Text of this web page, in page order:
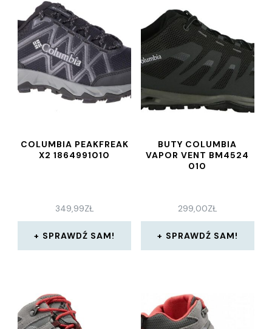
COLUMBIA PEAKFREAK
X2 1864991010
349,99ZŁ
SPRAWDŹ SAM!
BUTY COLUMBIA
VAPOR VENT BM4524
010
299,00ZŁ
SPRAWDŹ SAM!